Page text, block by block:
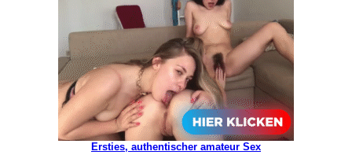
Ersties, authentischer amateur Sex